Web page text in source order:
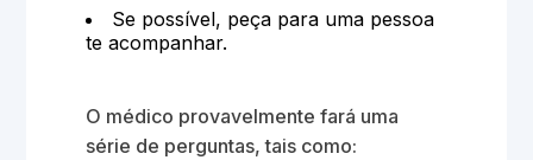
Se possível, peça para uma pessoa
te acompanhar.
O médico provavelmente fará uma
série de perguntas, tais como: